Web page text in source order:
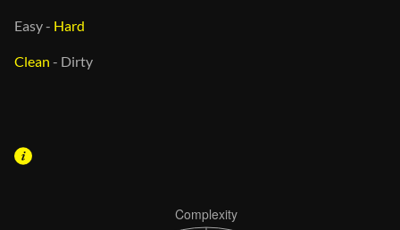
Easy- Hard
Clean - Dirty